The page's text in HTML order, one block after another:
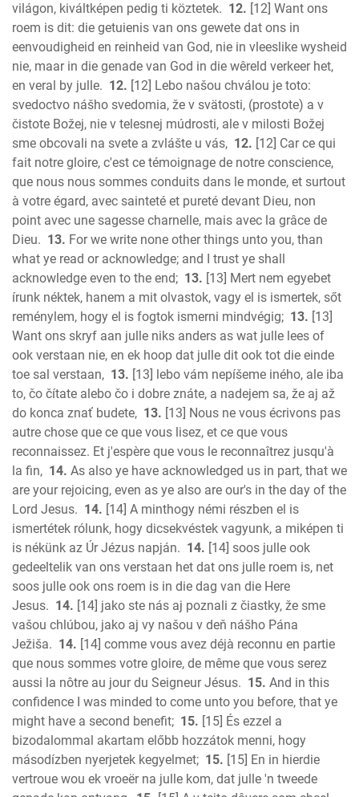
világon, kiváltképen pedig ti köztetek. 12. [12] Want ons
roem is dit: die getuienis van ons gewete dat ons in
eenvoudigheid en reinheid van God, nie in vleeslike wysheid
nie, maar in die genade van God in die wêreld verkeer het,
en veral by julle. 12. [12] Lebo našou chválou je toto:
svedoctvo nášho svedomia, že v svätosti, (prostote) a v
čistote Božej, nie v telesnej múdrosti, ale v milosti Božej
sme obcovali na svete a zvlášte u vás, 12. [12] Car ce qui
fait notre gloire, c'est ce témoignage de notre conscience,
que nous nous sommes conduits dans le monde, et surtout
à votre égard, avec sainteté et pureté devant Dieu, non
point avec une sagesse charnelle, mais avec la grâce de
Dieu. 13. For we write none other things unto you, than
what ye read or acknowledge; and I trust ye shall
acknowledge even to the end; 13. [13] Mert nem egyebet
írunk néktek, hanem a mit olvastok, vagy el is ismertek, sőt
reménylem, hogy el is fogtok ismerni mindvégig; 13. [13]
Want ons skryf aan julle niks anders as wat julle lees of
ook verstaan nie, en ek hoop dat julle dit ook tot die einde
toe sal verstaan, 13. [13] lebo vám nepíšeme iného, ale iba
to, čo čítate alebo čo i dobre znáte, a nadejem sa, že aj až
do konca znať budete, 13. [13] Nous ne vous écrivons pas
autre chose que ce que vous lisez, et ce que vous
reconnaissez. Et j'espère que vous le reconnaîtrez jusqu'à
la fin, 14. As also ye have acknowledged us in part, that we
are your rejoicing, even as ye also are our's in the day of the
Lord Jesus. 14. [14] A minthogy némi részben el is
ismertétek rólunk, hogy dicsekvéstek vagyunk, a miképen ti
is nékünk az Úr Jézus napján. 14. [14] soos julle ook
gedeeltelik van ons verstaan het dat ons julle roem is, net
soos julle ook ons roem is in die dag van die Here
Jesus. 14. [14] jako ste nás aj poznali z čiastky, že sme
vašou chlúbou, jako aj vy našou v deň nášho Pána
Ježiša. 14. [14] comme vous avez déjà reconnu en partie
que nous sommes votre gloire, de même que vous serez
aussi la nôtre au jour du Seigneur Jésus. 15. And in this
confidence I was minded to come unto you before, that ye
might have a second benefit; 15. [15] És ezzel a
bizodalommal akartam előbb hozzátok menni, hogy
másodízben nyerjetek kegyelmet; 15. [15] En in hierdie
vertroue wou ek vroeër na julle kom, dat julle 'n tweede